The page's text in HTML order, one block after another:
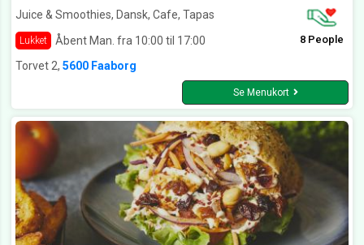
Juice & Smoothies, Dansk, Cafe, Tapas
Lukket Åbent Man. fra 10:00 til 17:00 8 People
Torvet 2, 5600 Faaborg
Se Menukort